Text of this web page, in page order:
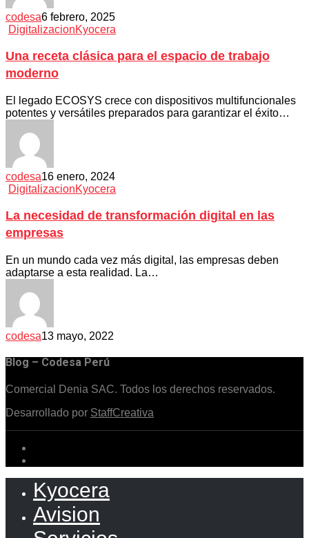
codesa6 febrero, 2025
DigitalizacionKyocera
Una receta clásica para el espacio de trabajo
moderno
El legado ECOSYS crece con dispositivos multifuncionales
potentes y versátiles preparados para garantizar el éxito…
codesa16 enero, 2024
DigitalizacionKyocera
La necesidad de transformación digital en las
empresas
En un mundo cada vez más digital, las empresas deben
adaptarse a esta realidad. La…
codesa13 mayo, 2022
Blog – Codesa Perú
Comercial Denia SAC. Todos los derechos reservados.
Desarrollado por StaffCreativa
Kyocera
Avision